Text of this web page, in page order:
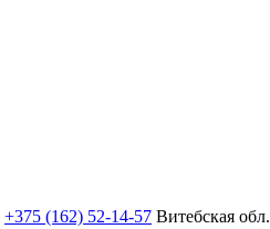
+375 (162) 52-14-57 Витебская обл.